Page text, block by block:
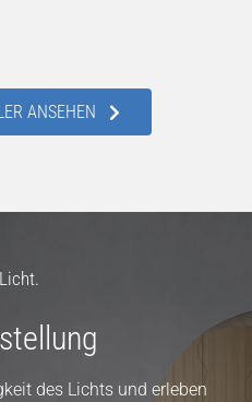
ANSEHEN
des Lichts und erleben